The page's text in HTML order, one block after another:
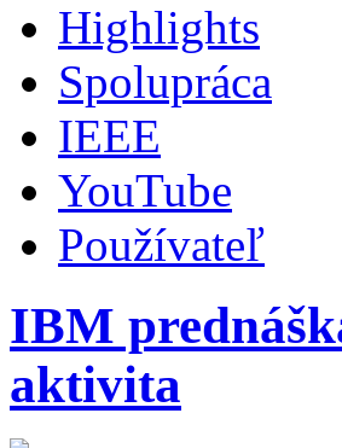
Highlights
Spolupráca
IEEE
YouTube
Používateľ
IBM
aktivita